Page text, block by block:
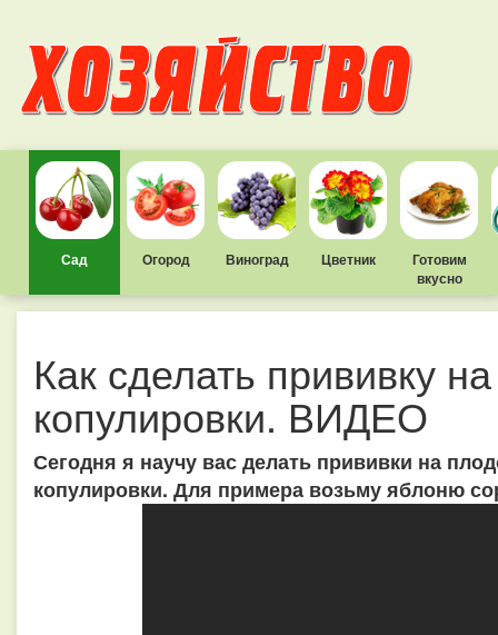
Сад Огород Виноград Цветник
Готовим
вкусно
Как сделать прививку
копулировки. ВИДЕО
Сегодня я научу вас делать прививки на
копулировки. Для примера возьму яблоню